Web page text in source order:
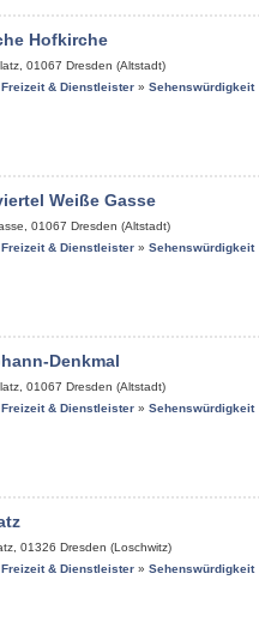
Hofkirche
01067 Dresden (Altstadt)
& Dienstleister » Sehenswürdigkeit
Weiße Gasse
01067 Dresden (Altstadt)
& Dienstleister » Sehenswürdigkeit
Denkmal
01067 Dresden (Altstadt)
& Dienstleister » Sehenswürdigkeit
01326 Dresden (Loschwitz)
& Dienstleister » Sehenswürdigkeit